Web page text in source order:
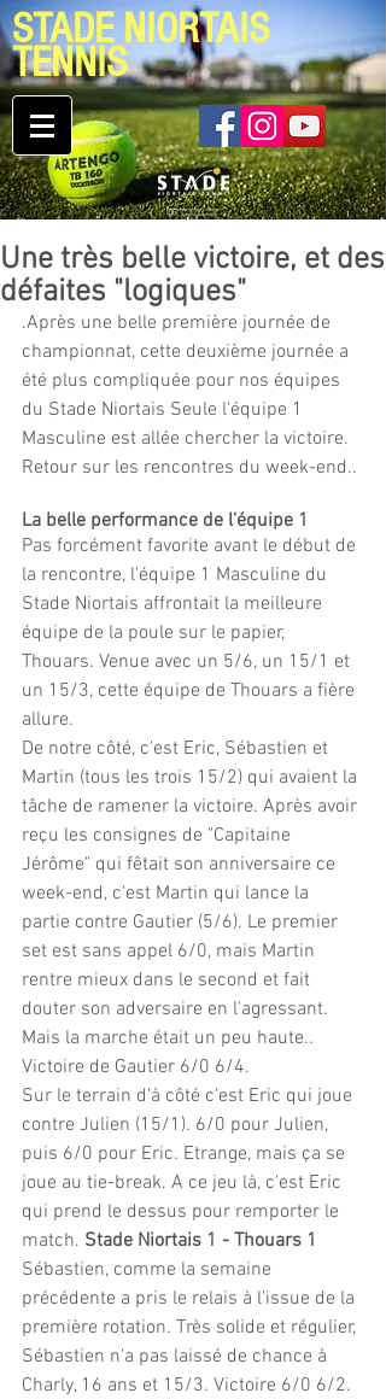
STADE NIORTAIS
TENNIS
Une très belle victoire, et des
défaites "logiques"
.Après une belle première journée de
championnat, cette deuxième journée a
été plus compliquée pour nos équipes
du Stade Niortais Seule l'équipe 1
Masculine est allée chercher la victoire.
Retour sur les rencontres du week-end..
La belle performance de l'équipe 1
Pas forcément favorite avant le début de
la rencontre, l'équipe 1 Masculine du
Stade Niortais affrontait la meilleure
équipe de la poule sur le papier,
Thouars. Venue avec un 5/6, un 15/1 et
un 15/3, cette équipe de Thouars a fière
allure.
De notre côté, c'est Eric, Sébastien et
Martin (tous les trois 15/2) qui avaient la
tâche de ramener la victoire. Après avoir
reçu les consignes de "Capitaine
Jérôme" qui fêtait son anniversaire ce
week-end, c'est Martin qui lance la
partie contre Gautier (5/6). Le premier
set est sans appel 6/0, mais Martin
rentre mieux dans le second et fait
douter son adversaire en l'agressant.
Mais la marche était un peu haute..
Victoire de Gautier 6/0 6/4.
Sur le terrain d'à côté c'est Eric qui joue
contre Julien (15/1). 6/0 pour Julien,
puis 6/0 pour Eric. Etrange, mais ça se
joue au tie-break. A ce jeu là, c'est Eric
qui prend le dessus pour remporter le
match. Stade Niortais 1 - Thouars 1
Sébastien, comme la semaine
précédente a pris le relais à l'issue de la
première rotation. Très solide et régulier,
Sébastien n'a pas laissé de chance à
Charly, 16 ans et 15/3. Victoire 6/0 6/2.